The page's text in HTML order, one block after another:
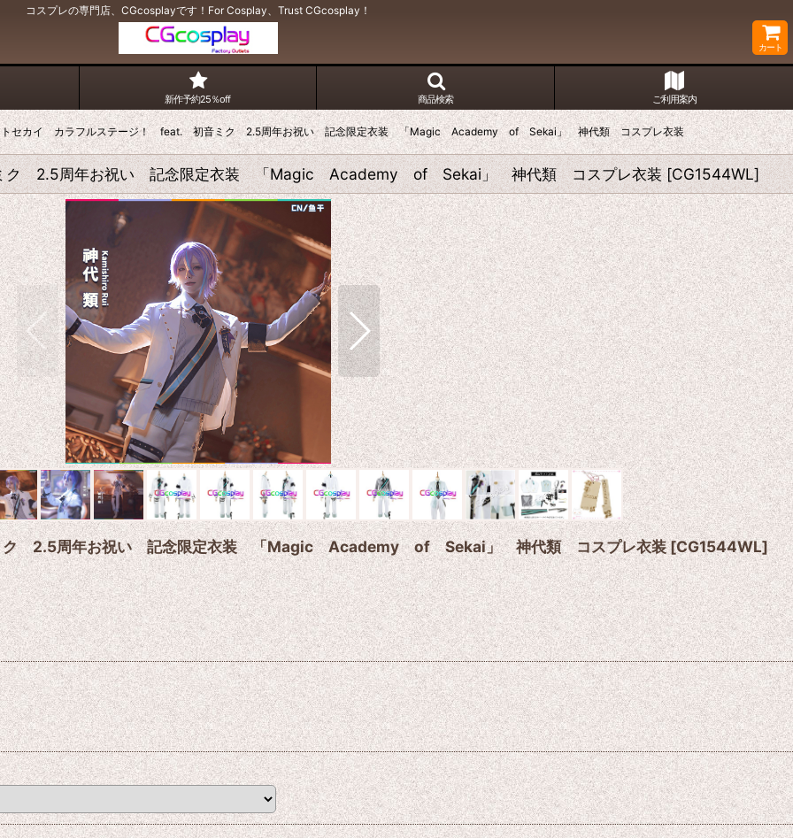
コスプレの専門店、CGcosplayです！For Cosplay、Trust CGcosplay！
カート
新作予約25％off 商品検索 ご利用案内
トセカイ カラフルステージ！ feat. 初音ミク 2.5周年お祝い 記念限定衣装 「Magic Academy of Sekai」 神代類 コスプレ衣装
ク 2.5周年お祝い 記念限定衣装 「Magic Academy of Sekai」 神代類 コスプレ衣装 [CG1544WL]
ク 2.5周年お祝い 記念限定衣装 「Magic Academy of Sekai」 神代類 コスプレ衣装 [CG1544WL]